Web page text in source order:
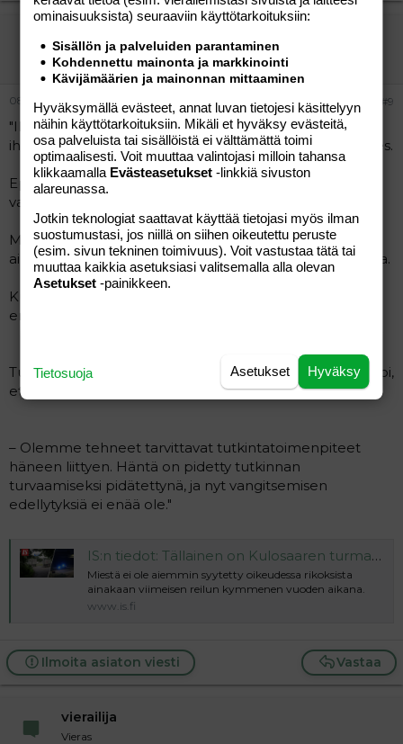
Vieras
08.07.2026 #9
"Ilta-Sanomien tietojen mukaan Itäväylällä kahden
ihmisen yliajosta epäilty on 43-vuotias suomalainen mies.
Epäillyn kotikunta on Helsinki, mutta hänellä ei ole
vakinaista osoitetta.
Miestä ei ole aiemmin syytetty oikeudessa rikoksista
ainakaan viimeisten runsaan kymmenen vuoden aikana.
Kuljettaja päästettiin perjantaina vapaaksi. Hän oli sitä
ennen pidätettynä.
Tutkinnanjohtaja, rikoskomisario Tuomas Lindholmsanoi,
että epäiltyä ei aiota vaatia vangittavaksi.
– Olemme tehneet tarvittavat tutkintatoimenpiteet
häneen liittyen. Häntä on pidetty tutkinnan
turvaamiseksi pidätettynä, ja nyt vangitsemisen
edellytyksiä ei enää ole."
IS:n tiedot: Tällainen on Kulosaaren turmataksikuski
Miestä ei ole aiemmin syytetty oikeudessa rikoksista
ainakaan viimeisen reilun kymmenen vuoden aikana.
www.is.fi
Vastaa
Ilmoita asiaton viesti
vierailija
Vieras
ominaisuuk­sista) seuraaviin käyttötarkoituksiin:
Sisällön ja palveluiden parantaminen
Kohdennettu mainonta ja markkinointi
Kävijämäärien ja mainonnan mittaaminen
Hyväksymällä evästeet, annat luvan tietojesi käsittelyyn
näihin käyttötarkoituksiin. Mikäli et hyväksy evästeitä,
osa palveluista tai sisällöistä ei välttämättä toimi
optimaalisesti. Voit muuttaa valintojasi milloin tahansa
klikkaamalla Evästeasetukset -linkkiä sivuston
alareunassa.
Jotkin teknologiat saattavat käyttää tietojasi myös ilman
suostumustasi, jos niillä on siihen oikeutettu peruste
(esim. sivun tekninen toimivuus). Voit vastustaa tätä tai
muuttaa kaikkia asetuksiasi valitsemalla alla olevan
Asetukset -painikkeen.
Hyväksy
Asetukset
Tietosuoja